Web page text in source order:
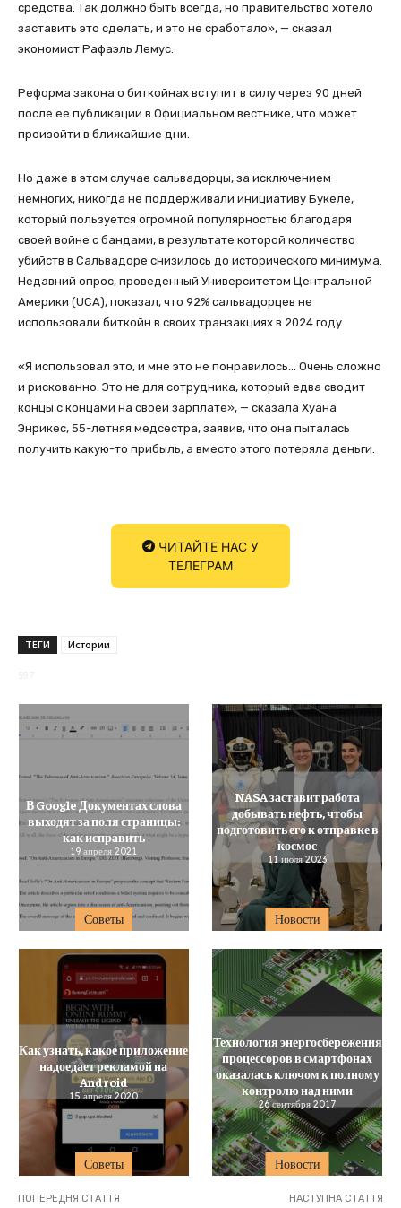
средства. Так должно быть всегда, но правительство хотело
заставить это сделать, и это не сработало», — сказал
экономист Рафаэль Лемус.
Реформа закона о биткойнах вступит в силу через 90 дней
после ее публикации в Официальном вестнике, что может
произойти в ближайшие дни.
Но даже в этом случае сальвадорцы, за исключением
немногих, никогда не поддерживали инициативу Букеле,
который пользуется огромной популярностью благодаря
своей войне с бандами, в результате которой количество
убийств в Сальвадоре снизилось до исторического минимума.
Недавний опрос, проведенный Университетом Центральной
Америки (UCA), показал, что 92% сальвадорцев не
использовали биткойн в своих транзакциях в 2024 году.
«Я использовал это, и мне это не понравилось… Очень сложно
и рискованно. Это не для сотрудника, который едва сводит
концы с концами на своей зарплате», — сказала Хуана
Энрикес, 55-летняя медсестра, заявив, что она пыталась
получить какую-то прибыль, а вместо этого потеряла деньги.
ЧИТАЙТЕ НАС У
ТЕЛЕГРАМ
ТЕГИ Истории
Советы
В Google Документах слова
выходят за поля страницы:
как исправить
19 апреля 2021
Новости
NASA заставит работа
добывать нефть, чтобы
подготовить его к отправке в
космос
11 июля 2023
Советы
Как узнать, какое приложение
надоедает рекламой на
Android
15 апреля 2020
Новости
Технология энергосбережения
процессоров в смартфонах
оказалась ключом к полному
контролю над ними
26 сентября 2017
ПОПЕРЕДНЯ СТАТТЯ НАСТУПНА СТАТТЯ